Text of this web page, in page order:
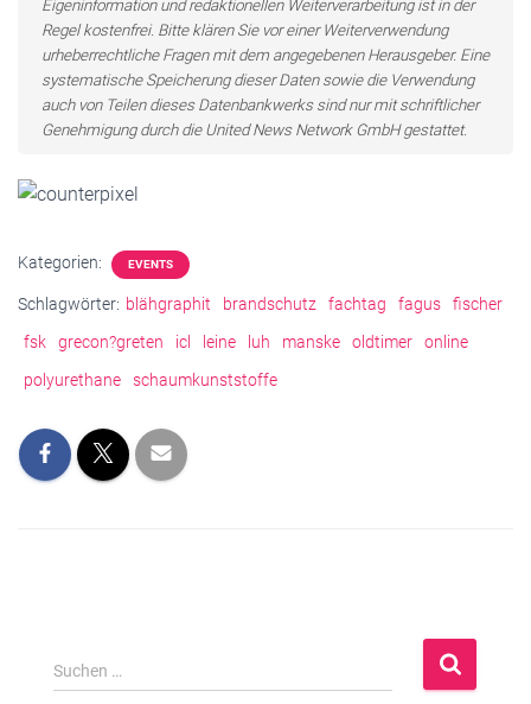
Eigeninformation und redaktionellen Weiterverarbeitung ist in der
Regel kostenfrei. Bitte klären Sie vor einer Weiterverwendung
urheberrechtliche Fragen mit dem angegebenen Herausgeber. Eine
systematische Speicherung dieser Daten sowie die Verwendung
auch von Teilen dieses Datenbankwerks sind nur mit schriftlicher
Genehmigung durch die United News Network GmbH gestattet.
Kategorien: EVENTS
Schlagwörter: blähgraphit brandschutz fachtag fagus
fischer
fsk
grecon?greten icl leine luh manske oldtimer
online
polyurethane
schaumkunststoffe
S
u
Suchen …